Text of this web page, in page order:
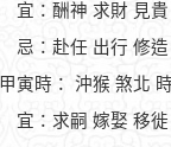
宜：酬神 求財 見
忌：赴任 出行 修
寅時： 沖猴 煞北
宜：求嗣 嫁娶 移